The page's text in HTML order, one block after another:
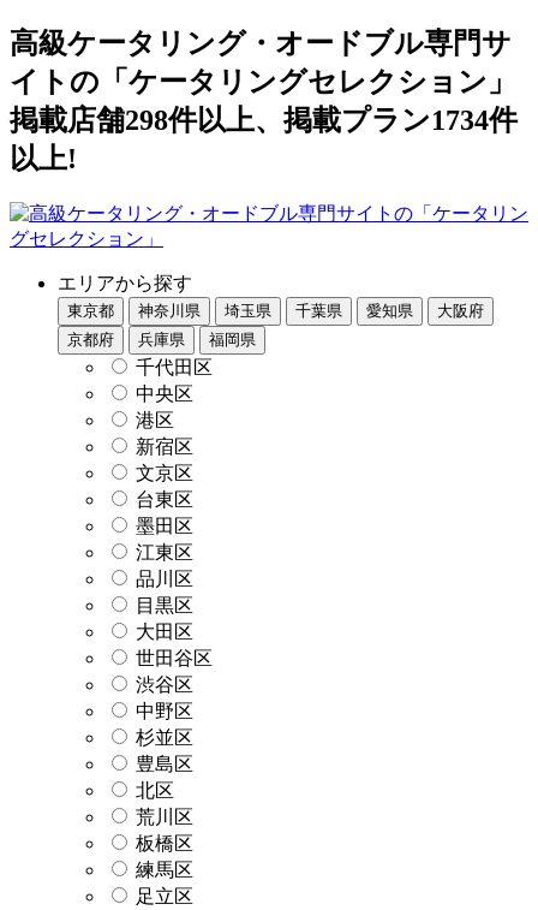
高級ケータリング・オードブル専門サ
イトの「ケータリングセレクション」
掲載店舗298件以上、掲載プラン1734件
以上!
エリアから探す
東京都 神奈川県 埼玉県 千葉県 愛知県
大阪府
京都府
兵庫県 福岡県
千代田区
中央区
港区
新宿区
文京区
台東区
墨田区
江東区
品川区
目黒区
大田区
世田谷区
渋谷区
中野区
杉並区
豊島区
北区
荒川区
板橋区
練馬区
足立区